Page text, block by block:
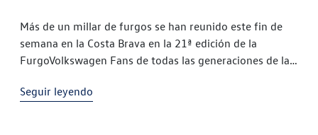
Más de un millar de furgos se han reunido este fin de
semana en la Costa Brava en la 21ª edición de la
FurgoVolkswagen Fans de todas las generaciones de la
Seguir leyendo